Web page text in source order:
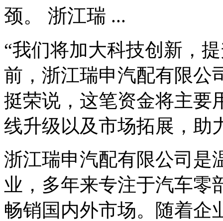
颈。 浙江瑞 ...
“我们将加大科技创新，
前，浙江瑞申汽配有限公
挺荣说，这笔资金将主要
线升级以及市场拓展，助
浙江瑞申汽配有限公司是
业，多年来专注于汽车零
畅销国内外市场。随着企